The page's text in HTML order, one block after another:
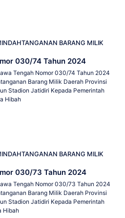
BARANG MILIK
030/74 Tahun 2024
Tengah Nomor 030/74 Tahun 2024
Barang Milik Daerah Provinsi
Stadion Jatidiri Kepada Pemerintah
Hibah
BARANG MILIK
030/73 Tahun 2024
Tengah Nomor 030/73 Tahun 2024
Barang Milik Daerah Provinsi
Stadion Jatidiri Kepada Pemerintah
Hibah